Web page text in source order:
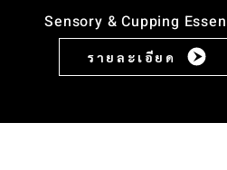
Sensory & Cupping
รายละเอียด